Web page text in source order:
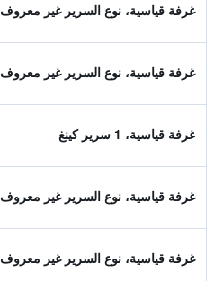
غرفة قياسية، نوع السرير غير معروف
غرفة قياسية، نوع السرير غير معروف
غرفة قياسية، 1 سرير كينغ
غرفة قياسية، نوع السرير غير معروف
غرفة قياسية، نوع السرير غير معروف